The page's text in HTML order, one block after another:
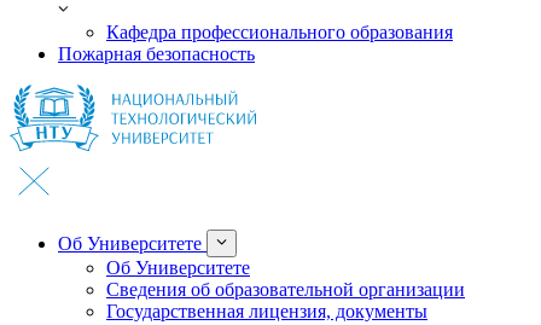
Кафедра профессионального образования
Пожарная безопасность
Об Университете
Об Университете
Сведения об образовательной организации
Государственная лицензия, документы